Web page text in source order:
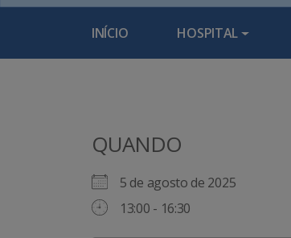
INÍCIO HOSPITAL
QUANDO
5 de agosto de 2025
13:00 - 16:30